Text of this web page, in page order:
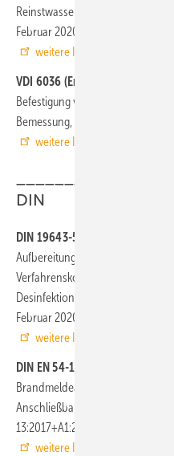
Reinstwasser – Pharmazie und
Februar 2020
weitere Infos auf
VDI 6036 (Entwurf)
Befestigung von Heizkörpern –
Bemessung, Februar 2020
weitere Infos auf
DIN
DIN 19643-5 (Entwurf)
Aufbereitung von Schwimm- und
Verfahrenskombinationen mit
Desinfektionsmittel, erzeugt
Februar 2020
weitere Infos auf
DIN EN 54-13
Brandmeldeanlagen – Teil 13:
Anschließbarkeit von
13:2017+A1:2019, Februar 2020
weitere Infos auf